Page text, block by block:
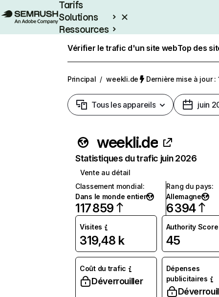
Tarifs
Solutions
Ressources
Vérifier le trafic d'un site webTop des
Principal / weekli.de Dernière mise à jour :
Tous les appareils juin
weekli.de
Statistiques du trafic juin 2026
Vente au détail
Classement mondial:
Dans le monde entier
117 859
Rang du pays:
Allemagne
6 394
Visites
319,48 k
Authority Score
45
Coût du trafic
Déverrouiller
Dépenses
publicitaires